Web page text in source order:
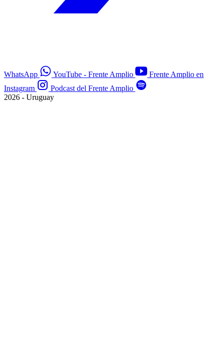
WhatsApp YouTube - Frente Amplio
Frente Amplio en
Instagram
Podcast del Frente Amplio
2026 - Uruguay